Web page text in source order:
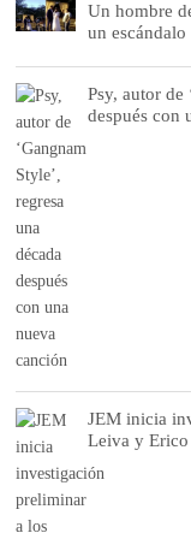
Un hombre
un escándalo
Psy, autor de
después con
JEM inicia
Leiva y